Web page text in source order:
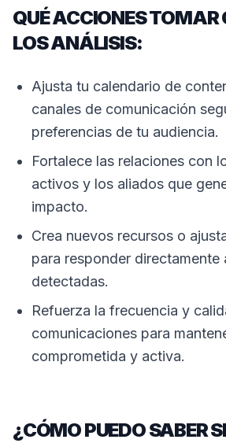
QUÉ ACCIONES TOMAR
LOS ANÁLISIS:
Ajusta tu calendario de
canales de comunicación
preferencias de tu audiencia.
Fortalece las relaciones con
activos y los aliados que
impacto.
Crea nuevos recursos o
para responder directamente
detectadas.
Refuerza la frecuencia y
comunicaciones para
comprometida y activa.
¿CÓMO PUEDO SABER